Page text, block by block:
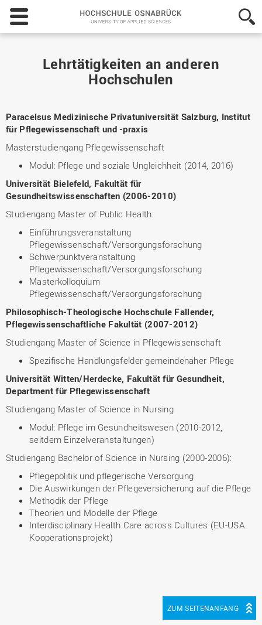
Hochschule
Osnabrück
-
Applied
Lehrtätigkeiten an anderen
Hochschulen
Paracelsus Medizinische Privatuniversität Salzburg, Institut
für Pflegewissenschaft und -praxis
Masterstudiengang Pflegewissenschaft
Modul: Pflege und soziale Ungleichheit (2014, 2016)
Universität Bielefeld, Fakultät für
Gesundheitswissenschaften (2006-2010)
Studiengang Master of Public Health:
Einführungsveranstaltung
Pflegewissenschaft/Versorgungsforschung
Schwerpunktveranstaltung
Pflegewissenschaft/Versorgungsforschung
Masterkolloquium
Pflegewissenschaft/Versorgungsforschung
Philosophisch-Theologische Hochschule Fallender,
Pflegewissenschaftliche Fakultät (2007-2012)
Studiengang Master of Science in Pflegewissenschaft
Spezifische Handlungsfelder gemeindenaher Pflege
Universität Witten/Herdecke, Fakultät für Gesundheit,
Department für Pflegewissenschaft
Studiengang Master of Science in Nursing
Modul: Pflege im Gesundheitswesen (2010-2012,
seitdem Einzelveranstaltungen)
Studiengang Bachelor of Science in Nursing (2000-2006):
Pflegepolitik und pflegerische Versorgung
Die Auswirkungen der Pflegeversicherung auf die Pflege
Methodik der Pflege
Theorien und Modelle der Pflege
Interdisciplinary Health Care across Cultures (EU-USA
Kooperationsprojekt)
ZUM SEITENANFANG